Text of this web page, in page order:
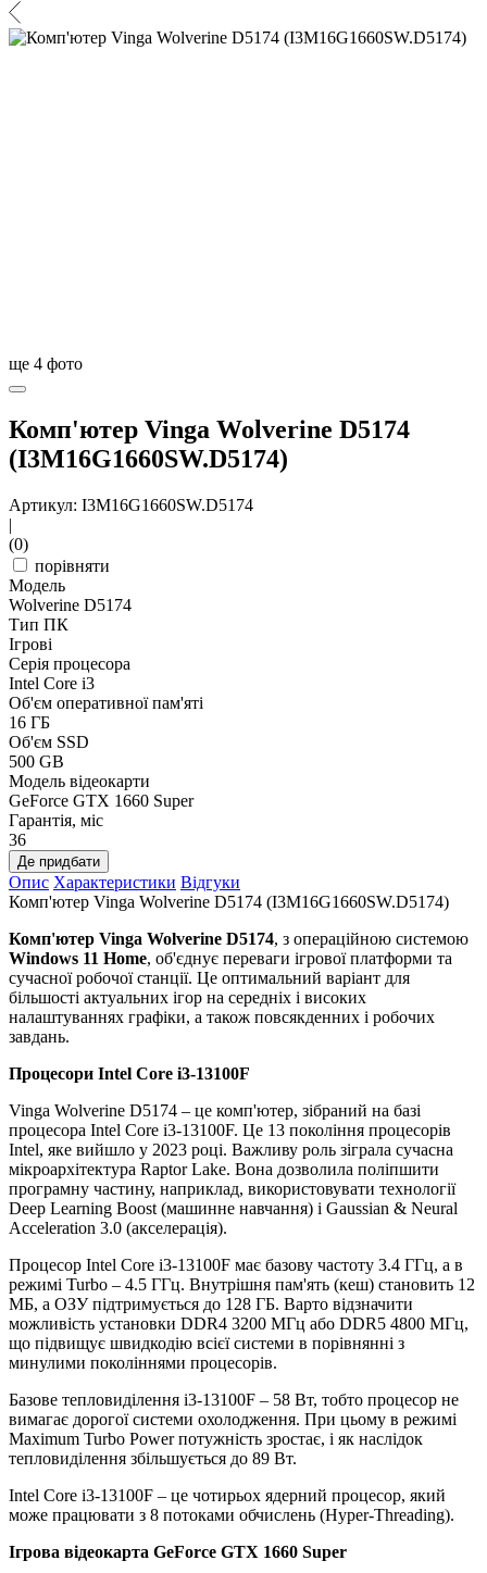
ще 4 фото
Комп'ютер Vinga Wolverine D5174
(I3M16G1660SW.D5174)
Артикул: I3M16G1660SW.D5174
|
(0)
порівняти
Модель
Wolverine D5174
Тип ПК
Ігрові
Серія процесора
Intel Core i3
Об'єм оперативної пам'яті
16 ГБ
Об'єм SSD
500 GB
Модель відеокарти
GeForce GTX 1660 Super
Гарантія, міс
36
Де придбати
Опис Характеристики Відгуки
Комп'ютер Vinga Wolverine D5174 (I3M16G1660SW.D5174)
Комп'ютер Vinga Wolverine D5174, з операційною системою
Windows 11 Home, об'єднує переваги ігрової платформи та
сучасної робочої станції. Це оптимальний варіант для
більшості актуальних ігор на середніх і високих
налаштуваннях графіки, а також повсякденних і робочих
завдань.
Процесори Intel Core i3-13100F
Vinga Wolverine D5174 – це комп'ютер, зібраний на базі
процесора Intel Core i3-13100F. Це 13 покоління процесорів
Intel, яке вийшло у 2023 році. Важливу роль зіграла сучасна
мікроархітектура Raptor Lake. Вона дозволила поліпшити
програмну частину, наприклад, використовувати технології
Deep Learning Boost (машинне навчання) і Gaussian & Neural
Acceleration 3.0 (акселерація).
Процесор Intel Core i3-13100F має базову частоту 3.4 ГГц, а в
режимі Turbo – 4.5 ГГц. Внутрішня пам'ять (кеш) становить 12
МБ, а ОЗУ підтримується до 128 ГБ. Варто відзначити
можливість установки DDR4 3200 МГц або DDR5 4800 МГц,
що підвищує швидкодію всієї системи в порівнянні з
минулими поколіннями процесорів.
Базове тепловиділення i3-13100F – 58 Вт, тобто процесор не
вимагає дорогої системи охолодження. При цьому в режимі
Maximum Turbo Power потужність зростає, і як наслідок
тепловиділення збільшується до 89 Вт.
Intel Core i3-13100F – це чотирьох ядерний процесор, який
може працювати з 8 потоками обчислень (Hyper-Threading).
Ігрова відеокарта GeForce GTX 1660 Super